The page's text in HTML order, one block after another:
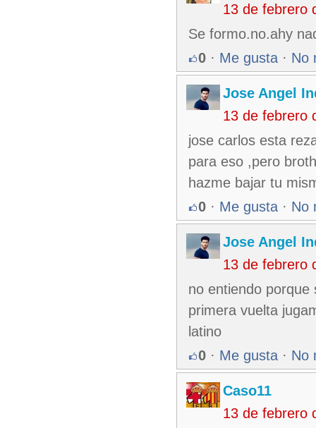
13 de febrero
Se formo.no.ahy
0 · Me gusta · No
Jose Angel
13 de febrero
jose carlos esta
para eso ,pero
hazme bajar tu
0 · Me gusta · No
Jose Angel
13 de febrero
no entiendo porque
primera vuelta
latino
0 · Me gusta · No
Caso11
13 de febrero